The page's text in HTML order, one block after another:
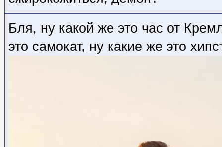
Бля, ну какой же это час от
это самокат, ну какие же это